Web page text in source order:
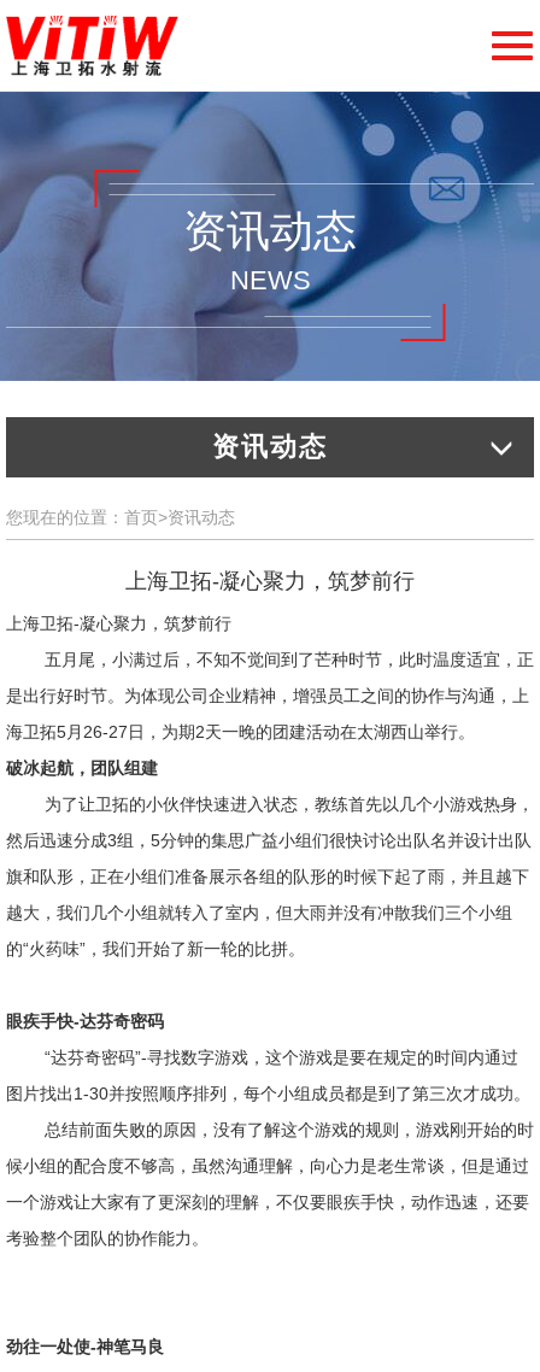
切
导
资讯动态
NEWS
资讯动态
您现在的位置： 首页>资讯动态
上海卫拓-凝心聚力，筑梦前行
上海卫拓-凝心聚力，筑梦前行
五月尾，小满过后，不知不觉间到了芒种时节，此时温度适宜，正
是出行好时节。为体现公司企业精神，增强员工之间的协作与沟通，上
海卫拓5月26-27日，为期2天一晚的团建活动在太湖西山举行。
破冰起航，团队组建
为了让卫拓的小伙伴快速进入状态，教练首先以几个小游戏热身，
然后迅速分成3组，5分钟的集思广益小组们很快讨论出队名并设计出队
旗和队形，正在小组们准备展示各组的队形的时候下起了雨，并且越下
越大，我们几个小组就转入了室内，但大雨并没有冲散我们三个小组
的“火药味”，我们开始了新一轮的比拼。
眼疾手快-达芬奇密码
“达芬奇密码”-寻找数字游戏，这个游戏是要在规定的时间内通过
图片找出1-30并按照顺序排列，每个小组成员都是到了第三次才成功。
总结前面失败的原因，没有了解这个游戏的规则，游戏刚开始的时
候小组的配合度不够高，虽然沟通理解，向心力是老生常谈，但是通过
一个游戏让大家有了更深刻的理解，不仅要眼疾手快，动作迅速，还要
考验整个团队的协作能力。
劲往一处使-神笔马良